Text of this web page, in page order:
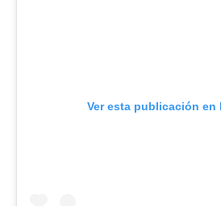
Ver esta publicación en